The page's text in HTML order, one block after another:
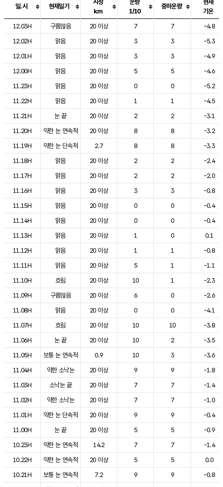
도시별 기상실황표로 지점, 날씨, 기온, 강수, 바람, 기압등을 안내한 표입
일.시 현재일기
시정
km
운량
1/10
중하운량
현재
기온
12.03H
구름많음 20 이상 7 7
-4.8
12.02H
맑음 20 이상 3 3
-5.3
12.01H
맑음 20 이상 3 3
-4.9
12.00H
맑음 20 이상 5 5
-4.6
11.23H
맑음 20 이상 0 0
-5.2
11.22H
맑음 20 이상 1 1
-4.5
11.21H
눈 끝 20 이상 2 2
-3.1
11.20H
약한 눈 연속적 20 이상 8 8
-3.2
11.19H
약한 눈 단속적 2.7 8 8
-3.3
11.18H
맑음 20 이상 2 2
-2.4
11.17H
맑음 20 이상 2 2
-2.0
11.16H
맑음 20 이상 3 3
-0.8
11.15H
맑음 20 이상 0 0
-0.4
11.14H
맑음 20 이상 0 0
-0.4
11.13H
맑음 20 이상 1 0
0.1
11.12H
맑음 20 이상 1 1
-0.8
11.11H
맑음 20 이상 5 1
-1.1
11.10H
흐림 20 이상 10 1
-2.3
11.09H
구름많음 20 이상 6 0
-2.6
11.08H
맑음 20 이상 0 0
-4.1
11.07H
흐림 20 이상 10 10
-3.8
11.06H
눈 끝 20 이상 10 2
-3.5
11.05H
보통 눈 연속적 0.9 10 3
-3.6
11.04H
약한 소낙눈 20 이상 9 9
-1.8
11.03H
소낙눈 끝 20 이상 7 7
-1.4
11.02H
약한 소낙눈 20 이상 7 7
-1.0
11.01H
약한 눈 단속적 20 이상 9 9
-0.4
11.00H
눈 끝 20 이상 5 5
-0.9
10.23H
약한 눈 연속적 14.2 7 7
-1.4
10.22H
약한 눈 연속적 20 이상 5 5
0.0
10.21H
보통 눈 연속적 7.2 9 9
-0.8